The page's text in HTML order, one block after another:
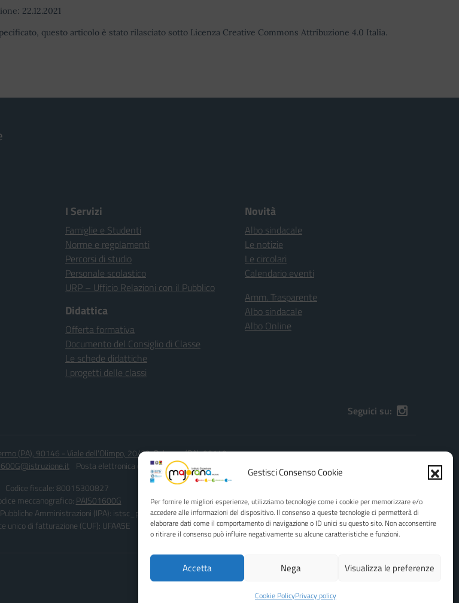
Gestisci Consenso Cookie
Per fornire le migliori esperienze, utilizziamo tecnologie come i cookie per memorizzare e/o
accedere alle informazioni del dispositivo. Il consenso a queste tecnologie ci permetterà di
elaborare dati come il comportamento di navigazione o ID unici su questo sito. Non acconsentire
o ritirare il consenso può influire negativamente su alcune caratteristiche e funzioni.
Accetta Nega Visualizza le preferenze
Cookie PolicyPrivacy policy
22.12.2021
questo articolo è stato rilasciato sotto Licenza Creative Commons Attribuzione 4.0 Italia.
I Servizi
Famiglie e Studenti
Norme e regolamenti
Percorsi di studio
Personale scolastico
URP – Ufficio Relazioni con il Pubblico
Didattica
Offerta formativa
Documento del Consiglio di Classe
Le schede didattiche
I progetti delle classi
Novità
Albo sindacale
Le notizie
Le circolari
Calendario eventi
Amm. Trasparente
Albo sindacale
Albo Online
Seguici su:
(PA), 90146 - Viale dell'Olimpo, 20/22, Palermo (PA), 90149
Posta elettronica certificata (PEC):PAIS01600G@pec.istruzione.it
Codice fiscale: 80015300827
meccanografico: PAIS01600G
Amministrazioni (IPA): istsc_pais01600g
unico di fatturazione (CUF): UFAA5E
Concept & Design by Designers Italia